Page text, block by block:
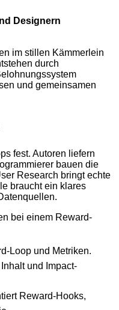
Designern
im stillen Kämmerlein
durch
und gemeinsamen
fest. Autoren liefern
bauen die
Research bringt echte
braucht ein klares
bei einem Reward-
Loop und Metriken.
und Impact-
Reward-Hooks,